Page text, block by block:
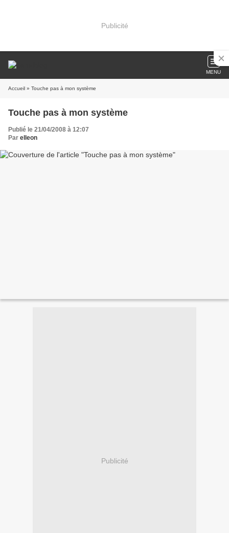
Publicité
MENU
Accueil » Touche pas à mon système
Touche pas à mon système
Publié le 21/04/2008 à 12:07
Par elleon
Publicité